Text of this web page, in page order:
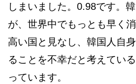
しまいました。0.98です。
が、世界中でもっとも早く
高い国と見なし、韓国人自
ることを不幸だと考えてい
っています。